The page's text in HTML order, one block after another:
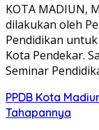
KOTA MADIUN,
dilakukan oleh
Pendidikan
Kota Pendekar.
Seminar
PPDB Kota
Tahapannya